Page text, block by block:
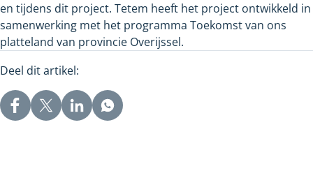
en tijdens dit project. Tetem heeft het project ontwikkeld in
samenwerking met het programma Toekomst van ons
platteland van provincie Overijssel.
Deel dit artikel: